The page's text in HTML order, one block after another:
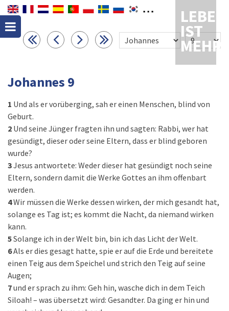
LEBEN
IST
MEHR
Johannes 9
1 Und als er vorüberging, sah er einen Menschen, blind von
Geburt.
2 Und seine Jünger fragten ihn und sagten: Rabbi, wer hat
gesündigt, dieser oder seine Eltern, dass er blind geboren
wurde?
3Jesus antwortete: Weder dieser hat gesündigt noch seine
Eltern, sondern damit die Werke Gottes an ihm offenbart
werden.
4Wir müssen die Werke dessen wirken, der mich gesandt hat,
solange es Tag ist; es kommt die Nacht, da niemand wirken
kann.
5Solange ich in der Welt bin, bin ich das Licht der Welt.
6Als er dies gesagt hatte, spie er auf die Erde und bereitete
einen Teig aus dem Speichel und strich den Teig auf seine
Augen;
7und er sprach zu ihm: Geh hin, wasche dich in dem Teich
Siloah! – was übersetzt wird: Gesandter. Da ging er hin und